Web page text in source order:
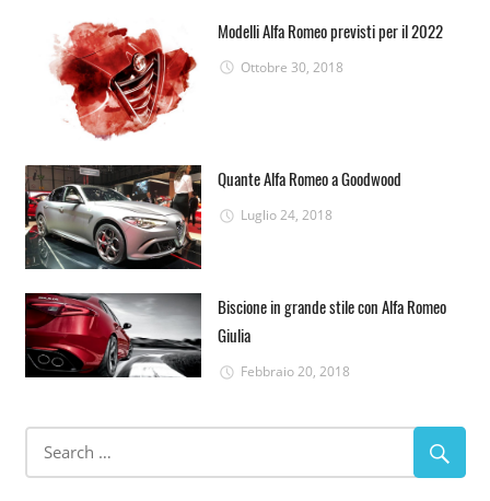
Modelli Alfa Romeo previsti per il 2022
Ottobre 30, 2018
Quante Alfa Romeo a Goodwood
Luglio 24, 2018
Biscione in grande stile con Alfa Romeo
Giulia
Febbraio 20, 2018